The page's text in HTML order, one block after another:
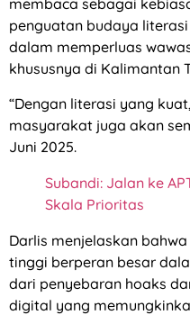
membaca sebagai
penguatan budaya
dalam memperluas
khususnya di Kalimantan
“Dengan literasi yang
masyarakat juga akan
Juni 2025.
Subandi: Jalan ke
Skala Prioritas
Darlis menjelaskan
tinggi berperan besar
dari penyebaran hoaks
digital yang